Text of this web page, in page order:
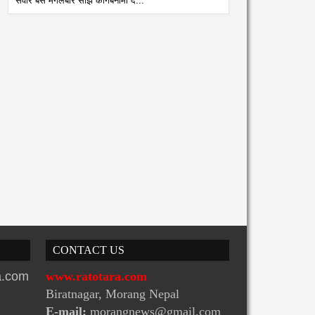
अभियान शुरु
CONTACT US
www.ratotara.com
Biratnagar, Morang Nepal
E-mail: morangnews@gmail.com